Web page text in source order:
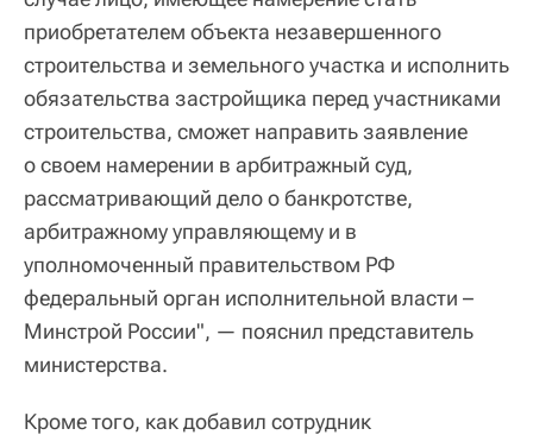
приобретателем объекта незавершенного
строительства и земельного участка и исполнить
обязательства застройщика перед участниками
строительства, сможет направить заявление
о своем намерении в арбитражный суд,
рассматривающий дело о банкротстве,
арбитражному управляющему и в
уполномоченный правительством РФ
федеральный орган исполнительной власти –
Минстрой России", — пояснил представитель
министерства.
Кроме того, как добавил сотрудник